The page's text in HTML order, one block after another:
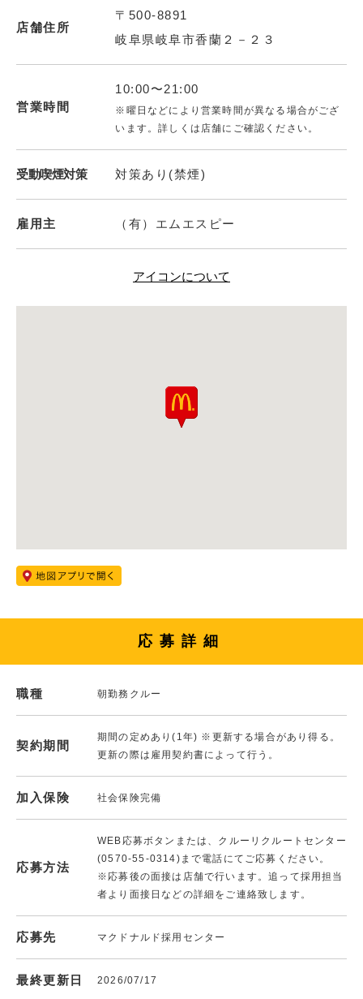
店舗住所
〒500-8891
岐阜県岐阜市香蘭２－２３
営業時間
10:00〜21:00
※曜日などにより営業時間が異なる場合がござ
います。詳しくは店舗にご確認ください。
受動喫煙対策 対策あり(禁煙)
雇用主 （有）エムエスピー
アイコンについて
応募詳細
職種 朝勤務クルー
契約期間
期間の定めあり(1年) ※更新する場合があり得る。
更新の際は雇用契約書によって行う。
加入保険 社会保険完備
応募方法
WEB応募ボタンまたは、クルーリクルートセンター
(0570-55-0314)まで電話にてご応募ください。
※応募後の面接は店舗で行います。追って採用担当
者より面接日などの詳細をご連絡致します。
応募先 マクドナルド採用センター
最終更新日 2026/07/17